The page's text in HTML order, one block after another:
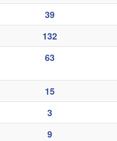
39
132
63
15
3
9